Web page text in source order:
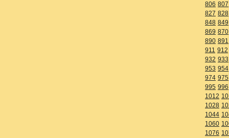
806 807
827 828
848 849
869 870
890 891
911 912
932 933
953 954
974 975
995 996
1012
1028
1044
1060
1076